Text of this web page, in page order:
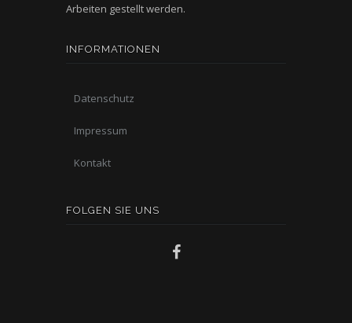
Arbeiten gestellt werden.
INFORMATIONEN
Datenschutz
Impressum
Kontakt
FOLGEN SIE UNS